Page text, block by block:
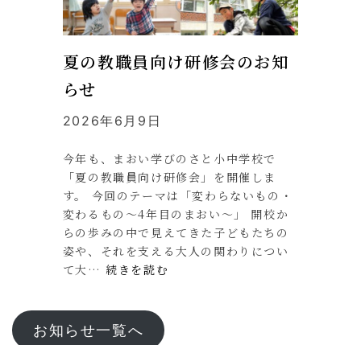
夏の教職員向け研修会のお知
らせ
2026年6月9日
今年も、まおい学びのさと小中学校で
「夏の教職員向け研修会」を開催しま
す。 今回のテーマは「変わらないもの・
変わるもの～4年目のまおい～」 開校か
らの歩みの中で見えてきた子どもたちの
姿や、それを支える大人の関わりについ
て大…続きを読む
お知らせ一覧へ